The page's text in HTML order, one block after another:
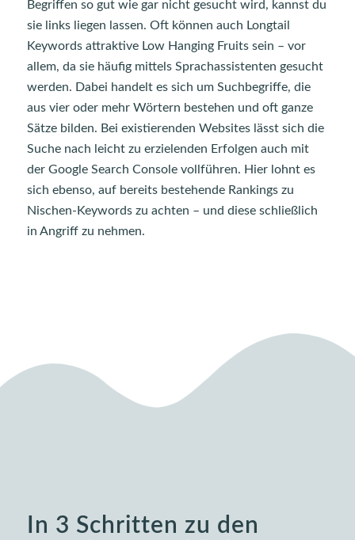
Begriffen so gut wie gar nicht gesucht wird, kannst du
sie links liegen lassen. Oft können auch Longtail
Keywords attraktive Low Hanging Fruits sein – vor
allem, da sie häufig mittels Sprachassistenten gesucht
werden. Dabei handelt es sich um Suchbegriffe, die
aus vier oder mehr Wörtern bestehen und oft ganze
Sätze bilden. Bei existierenden Websites lässt sich die
Suche nach leicht zu erzielenden Erfolgen auch mit
der Google Search Console vollführen. Hier lohnt es
sich ebenso, auf bereits bestehende Rankings zu
Nischen-Keywords zu achten – und diese schließlich
in Angriff zu nehmen.
In 3 Schritten zu den